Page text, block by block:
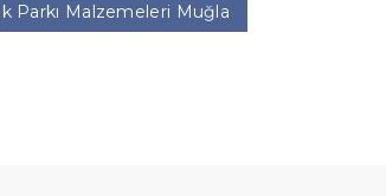
Parkı Malzemeleri Muğla